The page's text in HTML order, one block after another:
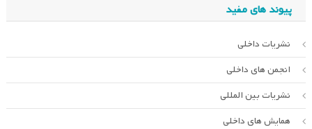
پیوند های مفید
نشریات داخلی
انجمن های داخلی
نشریات بین المللی
همایش های داخلی